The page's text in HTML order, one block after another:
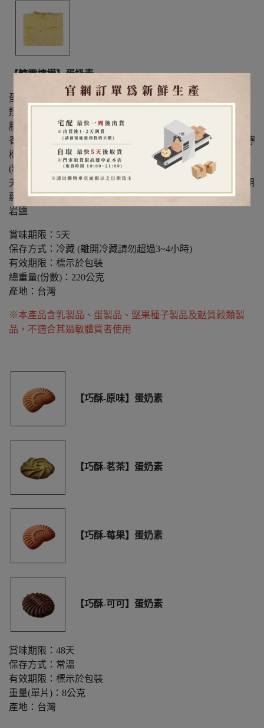
【糖霜檸檬】蛋奶素
蛋、奶油、麵粉、砂糖、牛乳、檸檬丁(烤Q丁粉(葡萄糖、
羥丙基磷酸二澱粉、蒟蒻粉、結蘭膠、刺槐豆膠、鹿角菜
膠、乳酸鈣、檸檬酸鈉、氯化鉀、蔗糖素)、檸檬酸、檸檬
香料、果糖、水、β-胡蘿蔔素、檸檬汁(水、檸檬酸、糖、檸
檬、DL蘋果酸、香料、己二烯酸鉀(防腐劑))、杏桃果膠
(糖、水、葡萄糖漿、果膠、檸檬酸、防腐劑(己二烯酸鉀)、
天然香料(杏桃))、卡士達預拌粉(乙醯化己二酸二澱粉、β-胡
蘿蔔素、核黃素(維他命B2)、香料(香草))、蜂蜜、檸檬皮、
岩鹽
賞味期限：5天
保存方式：冷藏 (離開冷藏請勿超過3~4小時)
有效期限：標示於包裝
總重量(份數)：220公克
產地：台灣
※本產品含乳製品、蛋製品、堅果種子製品及麩質穀類製
品，不適合其過敏體質者使用
【巧酥-原味】蛋奶素
【巧酥-茗茶】蛋奶素
【巧酥-莓果】蛋奶素
【巧酥-可可】蛋奶素
賞味期限：48天
保存方式：常溫
有效期限：標示於包裝
重量(單片)：8公克
產地：台灣